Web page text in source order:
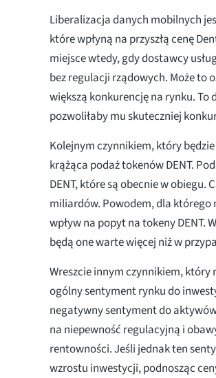
Liberalizacja danych mobilnych
które wpłyną na przyszłą cenę
miejsce wtedy, gdy dostawcy
bez regulacji rządowych. Może to
większą konkurencję na rynku.
pozwoliłaby mu skuteczniej
Kolejnym czynnikiem, który będzie
krążąca podaż tokenów DENT.
DENT, które są obecnie w obiegu.
miliardów. Powodem, dla którego
wpływ na popyt na tokeny DENT.
będą one warte więcej niż w
Wreszcie innym czynnikiem, który
ogólny sentyment rynku do
negatywny sentyment do
na niepewność regulacyjną i
rentowności. Jeśli jednak ten
wzrostu inwestycji, podnosząc